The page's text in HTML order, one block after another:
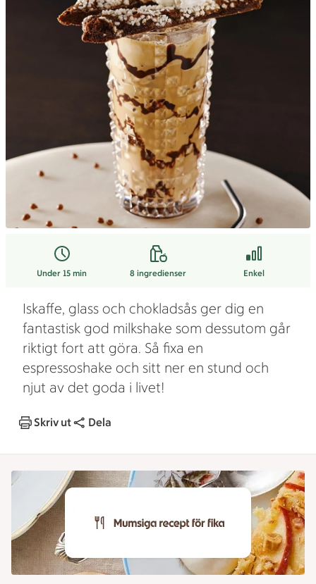
Under 15 min 8 ingredienser Enkel
Iskaffe, glass och chokladsås ger dig en
fantastisk god milkshake som dessutom går
riktigt fort att göra. Så fixa en
espressoshake och sitt ner en stund och
njut av det goda i livet!
Skriv ut Dela